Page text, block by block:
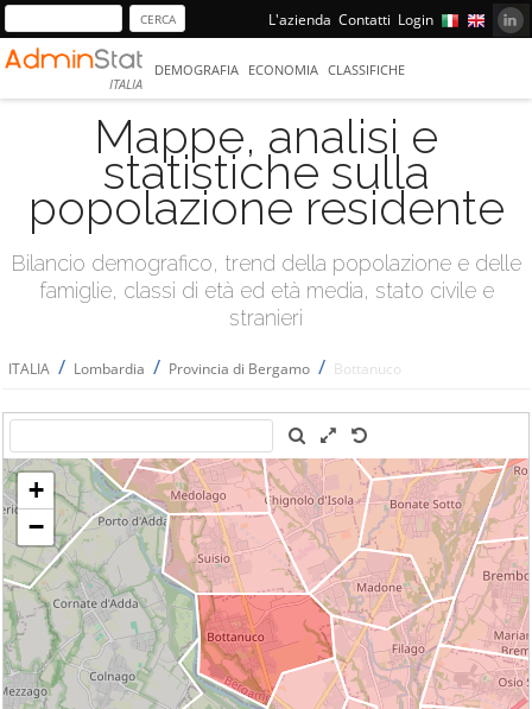
L'azienda Contatti Login
ITALIA
DEMOGRAFIA ECONOMIA CLASSIFICHE
Mappe, analisi e
statistiche sulla
popolazione residente
Bilancio demografico, trend della popolazione e delle
famiglie, classi di età ed età media, stato civile e
stranieri
ITALIA / Lombardia / Provincia di Bergamo / Bottanuco